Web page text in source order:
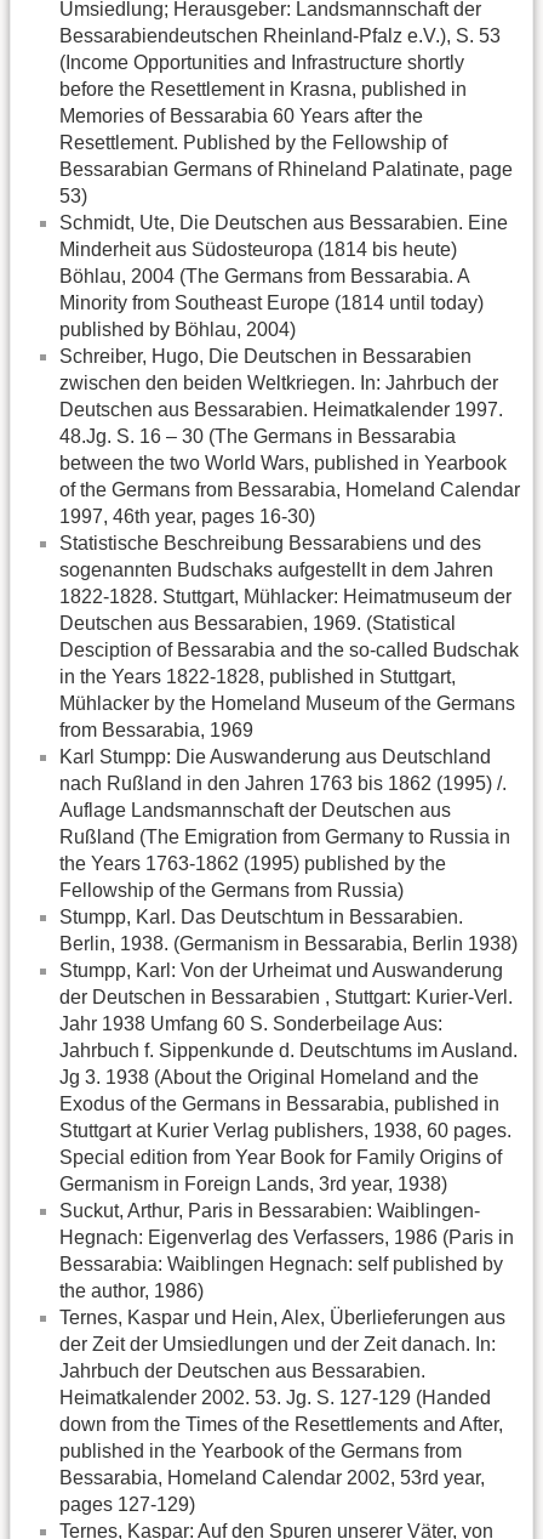
Umsiedlung; Herausgeber: Landsmannschaft der
Bessarabiendeutschen Rheinland-Pfalz e.V.), S. 53
(Income Opportunities and Infrastructure shortly
before the Resettlement in Krasna, published in
Memories of Bessarabia 60 Years after the
Resettlement. Published by the Fellowship of
Bessarabian Germans of Rhineland Palatinate, page
53)
Schmidt, Ute, Die Deutschen aus Bessarabien. Eine
Minderheit aus Südosteuropa (1814 bis heute)
Böhlau, 2004 (The Germans from Bessarabia. A
Minority from Southeast Europe (1814 until today)
published by Böhlau, 2004)
Schreiber, Hugo, Die Deutschen in Bessarabien
zwischen den beiden Weltkriegen. In: Jahrbuch der
Deutschen aus Bessarabien. Heimatkalender 1997.
48.Jg. S. 16 – 30 (The Germans in Bessarabia
between the two World Wars, published in Yearbook
of the Germans from Bessarabia, Homeland Calendar
1997, 46th year, pages 16-30)
Statistische Beschreibung Bessarabiens und des
sogenannten Budschaks aufgestellt in dem Jahren
1822-1828. Stuttgart, Mühlacker: Heimatmuseum der
Deutschen aus Bessarabien, 1969. (Statistical
Desciption of Bessarabia and the so-called Budschak
in the Years 1822-1828, published in Stuttgart,
Mühlacker by the Homeland Museum of the Germans
from Bessarabia, 1969
Karl Stumpp: Die Auswanderung aus Deutschland
nach Rußland in den Jahren 1763 bis 1862 (1995) /.
Auflage Landsmannschaft der Deutschen aus
Rußland (The Emigration from Germany to Russia in
the Years 1763-1862 (1995) published by the
Fellowship of the Germans from Russia)
Stumpp, Karl. Das Deutschtum in Bessarabien.
Berlin, 1938. (Germanism in Bessarabia, Berlin 1938)
Stumpp, Karl: Von der Urheimat und Auswanderung
der Deutschen in Bessarabien , Stuttgart: Kurier-Verl.
Jahr 1938 Umfang 60 S. Sonderbeilage Aus:
Jahrbuch f. Sippenkunde d. Deutschtums im Ausland.
Jg 3. 1938 (About the Original Homeland and the
Exodus of the Germans in Bessarabia, published in
Stuttgart at Kurier Verlag publishers, 1938, 60 pages.
Special edition from Year Book for Family Origins of
Germanism in Foreign Lands, 3rd year, 1938)
Suckut, Arthur, Paris in Bessarabien: Waiblingen-
Hegnach: Eigenverlag des Verfassers, 1986 (Paris in
Bessarabia: Waiblingen Hegnach: self published by
the author, 1986)
Ternes, Kaspar und Hein, Alex, Überlieferungen aus
der Zeit der Umsiedlungen und der Zeit danach. In:
Jahrbuch der Deutschen aus Bessarabien.
Heimatkalender 2002. 53. Jg. S. 127-129 (Handed
down from the Times of the Resettlements and After,
published in the Yearbook of the Germans from
Bessarabia, Homeland Calendar 2002, 53rd year,
pages 127-129)
Ternes, Kaspar: Auf den Spuren unserer Väter, von